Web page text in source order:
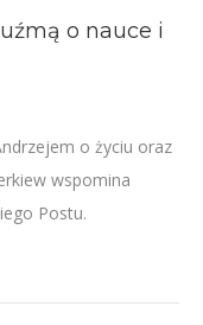
o nauce i
o życiu oraz
wspomina
Postu.